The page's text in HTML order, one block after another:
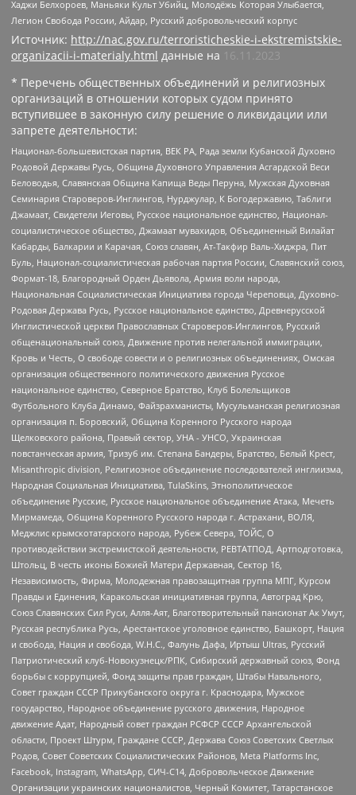
Хаджи Белхороев, Маньяки Культ Убийц, Молодёжь Которая Улыбается,
Легион Свобода России, Айдар, Русский добровольческий корпус
Источник: http://nac.gov.ru/terroristicheskie-i-ekstremistskie-
organizacii-i-materialy.html данные на
16.11.2023
* Перечень общественных объединений и религиозных
организаций в отношении которых судом принято
вступившее в законную силу решение о ликвидации или
запрете деятельности:
Национал-большевистская партия, ВЕК РА, Рада земли Кубанской Духовно
Родовой Державы Русь, Община Духовного Управления Асгардской Веси
Беловодья, Славянская Община Капища Веды Перуна, Мужская Духовная
Семинария Староверов-Инглингов, Нурджулар, К Богодержавию, Таблиги
Джамаат, Свидетели Иеговы, Русское национальное единство, Национал-
социалистическое общество, Джамаат мувахидов, Объединенный Вилайат
Кабарды, Балкарии и Карачая, Союз славян, Ат-Такфир Валь-Хиджра, Пит
Буль, Национал-социалистическая рабочая партия России, Славянский союз,
Формат-18, Благородный Орден Дьявола, Армия воли народа,
Национальная Социалистическая Инициатива города Череповца, Духовно-
Родовая Держава Русь, Русское национальное единство, Древнерусской
Инглистической церкви Православных Староверов-Инглингов, Русский
общенациональный союз, Движение против нелегальной иммиграции,
Кровь и Честь, О свободе совести и о религиозных объединениях, Омская
организация общественного политического движения Русское
национальное единство, Северное Братство, Клуб Болельщиков
Футбольного Клуба Динамо, Файзрахманисты, Мусульманская религиозная
организация п. Боровский, Община Коренного Русского народа
Щелковского района, Правый сектор, УНА - УНСО, Украинская
повстанческая армия, Тризуб им. Степана Бандеры, Братство, Белый Крест,
Misanthropic division, Религиозное объединение последователей инглиизма,
Народная Социальная Инициатива, TulaSkins, Этнополитическое
объединение Русские, Русское национальное объединение Атака, Мечеть
Мирмамеда, Община Коренного Русского народа г. Астрахани, ВОЛЯ,
Меджлис крымскотатарского народа, Рубеж Севера, ТОЙС, О
противодействии экстремистской деятельности, РЕВТАТПОД, Артподготовка,
Штольц, В честь иконы Божией Матери Державная, Сектор 16,
Независимость, Фирма, Молодежная правозащитная группа МПГ, Курсом
Правды и Единения, Каракольская инициативная группа, Автоград Крю,
Союз Славянских Сил Руси, Алля-Аят, Благотворительный пансионат Ак Умут,
Русская республика Русь, Арестантское уголовное единство, Башкорт, Нация
и свобода, Нация и свобода, W.H.С., Фалунь Дафа, Иртыш Ultras, Русский
Патриотический клуб-Новокузнецк/РПК, Сибирский державный союз, Фонд
борьбы с коррупцией, Фонд защиты прав граждан, Штабы Навального,
Совет граждан СССР Прикубанского округа г. Краснодара, Мужское
государство, Народное объединение русского движения, Народное
движение Адат, Народный совет граждан РСФСР СССР Архангельской
области, Проект Штурм, Граждане СССР, Держава Союз Советских Светлых
Родов, Совет Советских Социалистических Районов, Meta Platforms Inc,
Facebook, Instagram, WhatsApp, СИЧ-С14, Добровольческое Движение
Организации украинских националистов, Черный Комитет, Татарстанское